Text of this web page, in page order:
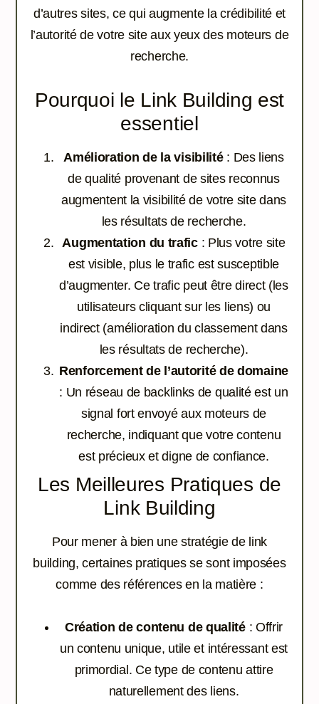
d’autres sites, ce qui augmente la crédibilité et
l’autorité de votre site aux yeux des moteurs de
recherche.
Pourquoi le Link Building est
essentiel
Amélioration de la visibilité: Des liens
de qualité provenant de sites reconnus
augmentent la visibilité de votre site dans
les résultats de recherche.
Augmentation du trafic: Plus votre site
est visible, plus le trafic est susceptible
d’augmenter. Ce trafic peut être direct (les
utilisateurs cliquant sur les liens) ou
indirect (amélioration du classement dans
les résultats de recherche).
Renforcement de l’autorité de domaine
: Un réseau de backlinks de qualité est un
signal fort envoyé aux moteurs de
recherche, indiquant que votre contenu
est précieux et digne de confiance.
Les Meilleures Pratiques de
Link Building
Pour mener à bien une stratégie de link
building, certaines pratiques se sont imposées
comme des références en la matière :
Création de contenu de qualité: Offrir
un contenu unique, utile et intéressant est
primordial. Ce type de contenu attire
naturellement des liens.